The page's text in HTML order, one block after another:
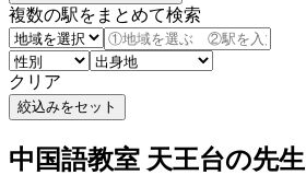
複数の駅をまとめて検索
クリア
中国語教室 天王台の先生